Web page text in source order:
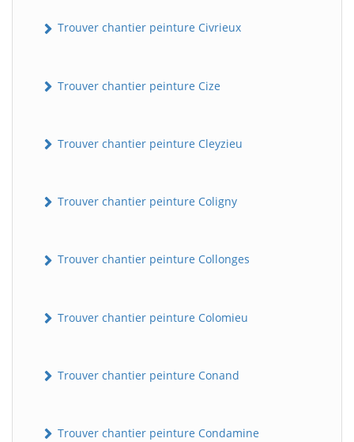
Trouver chantier peinture Civrieux
Trouver chantier peinture Cize
Trouver chantier peinture Cleyzieu
Trouver chantier peinture Coligny
Trouver chantier peinture Collonges
Trouver chantier peinture Colomieu
Trouver chantier peinture Conand
Trouver chantier peinture Condamine